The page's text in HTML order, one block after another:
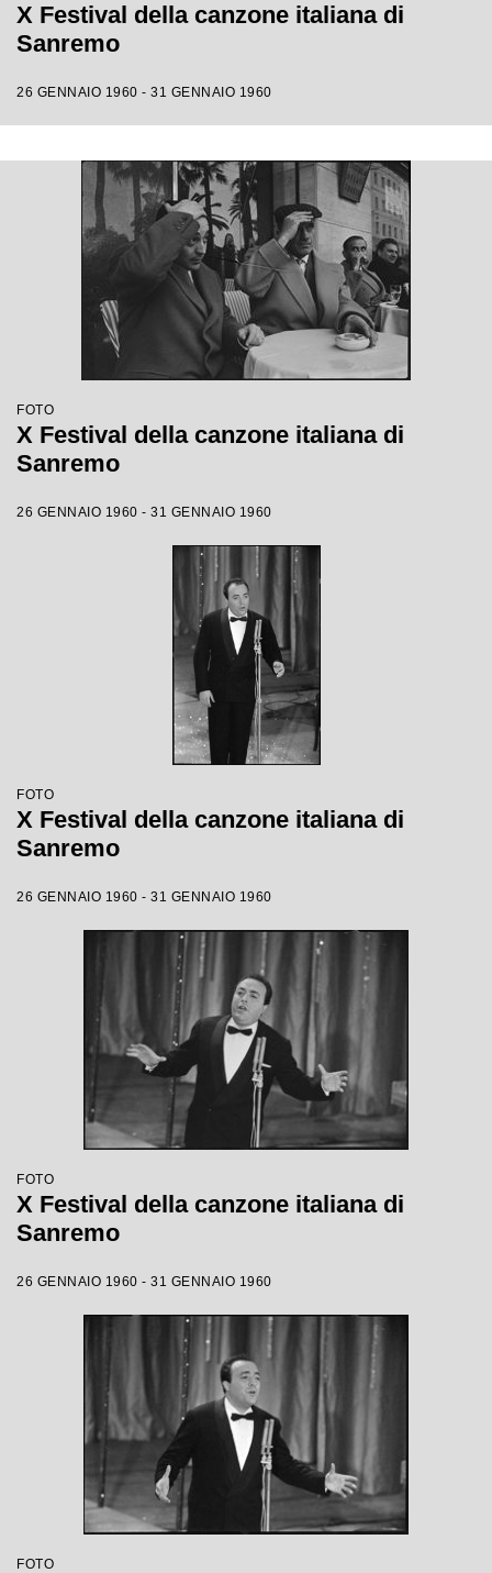
X Festival della canzone italiana di
Sanremo
26 GENNAIO 1960 - 31 GENNAIO 1960
FOTO
X Festival della canzone italiana di
Sanremo
26 GENNAIO 1960 - 31 GENNAIO 1960
FOTO
X Festival della canzone italiana di
Sanremo
26 GENNAIO 1960 - 31 GENNAIO 1960
FOTO
X Festival della canzone italiana di
Sanremo
26 GENNAIO 1960 - 31 GENNAIO 1960
FOTO